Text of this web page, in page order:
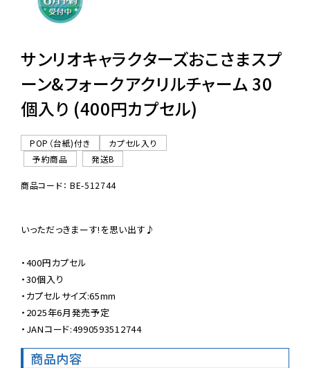
06-6282-7659
サンリオキャラクターズおこさまスプ
ーン&フォークアクリルチャーム 30
個入り (400円カプセル)
POP（台紙)付き
カプセル入り
予約商品
発送B
商品コード： BE-512744
いっただっきまーす!を思い出す♪
・400円カプセル
・30個入り
・カプセルサイズ:65mm
・2025年6月発売予定
・JANコード:4990593512744
商品内容